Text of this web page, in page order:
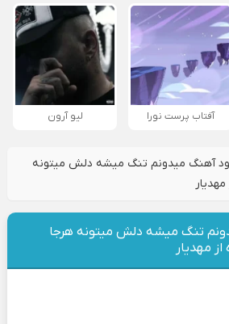
آفتاب پرست نورا لیو آرون
آهنگ میدونم تنگ میشه دلش میتونه
تنگ میشه دلش میتونه هرجا
مهدیار